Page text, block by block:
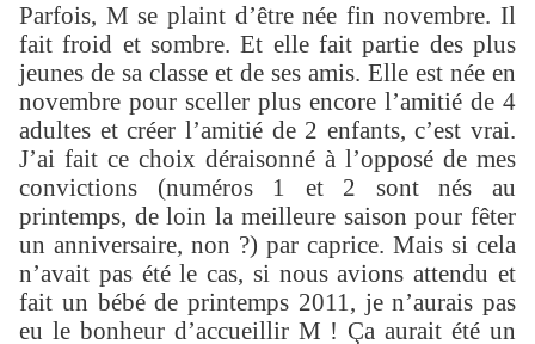
Parfois, M se plaint d’être née fin novembre. Il
fait froid et sombre. Et elle fait partie des plus
jeunes de sa classe et de ses amis. Elle est née en
novembre pour sceller plus encore l’amitié de 4
adultes et créer l’amitié de 2 enfants, c’est vrai.
J’ai fait ce choix déraisonné à l’opposé de mes
convictions (numéros 1 et 2 sont nés au
printemps, de loin la meilleure saison pour fêter
un anniversaire, non ?) par caprice. Mais si cela
n’avait pas été le cas, si nous avions attendu et
fait un bébé de printemps 2011, je n’aurais pas
eu le bonheur d’accueillir M ! Ça aurait été un